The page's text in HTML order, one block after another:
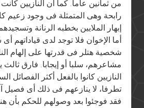
من ثمانين عاما. كما أن النازيين
رابحة وهى المتمثلة فى وجود زعيم
إبهار الملايين بخطبه الرنانة
أما الإخوان فلا توجد لدى قياداتهم
شخصية هتلر فى قدرتها على إلهام
مشاعرهم، سلبا أو إيجابا. فارق
النازيين كانوا بالفعل أكثر الفصائل
تطرفا، لا ينازعهم فى ذلك أى فصيل
فقد فوجئوا بعد وصولهم للحكم بأن